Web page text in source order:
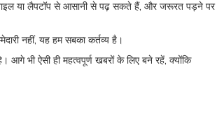
या लैपटॉप से आसानी से पढ़ सकते हैं, और जरूरत पड़ने पर
नहीं, यह हम सबका कर्तव्य है।
आगे भी ऐसी ही महत्वपूर्ण खबरों के लिए बने रहें, क्योंकि